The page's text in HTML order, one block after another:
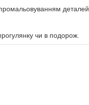
деталей.
чи в подорож.